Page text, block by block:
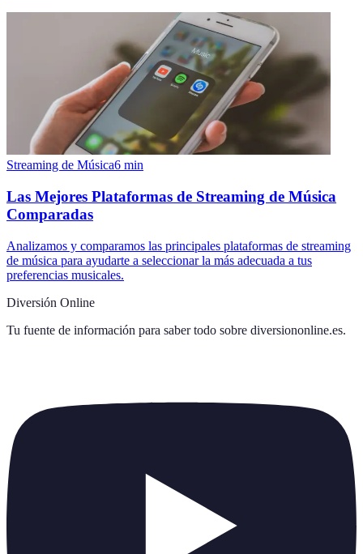
Streaming de Música6 min
Las Mejores Plataformas de Streaming de Música
Comparadas
Analizamos y comparamos las principales plataformas de streaming
de música para ayudarte a seleccionar la más adecuada a tus
preferencias musicales.
Diversión Online
Tu fuente de información para saber todo sobre diversiononline.es.